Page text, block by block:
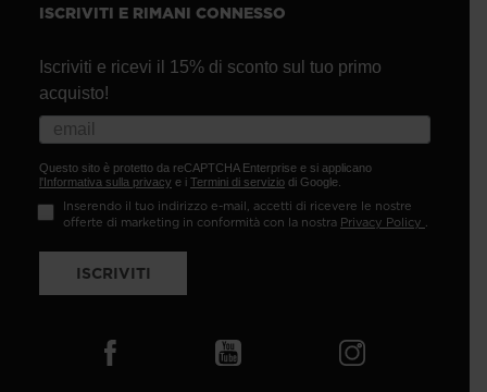
ISCRIVITI E RIMANI CONNESSO
Iscriviti e ricevi il 15% di sconto sul tuo primo
acquisto!
Questo sito è protetto da reCAPTCHA Enterprise e si applicano
l'Informativa sulla privacy e i Termini di servizio di Google.
Inserendo il tuo indirizzo e-mail, accetti di ricevere le nostre
offerte di marketing in conformità con la nostra Privacy Policy .
ISCRIVITI